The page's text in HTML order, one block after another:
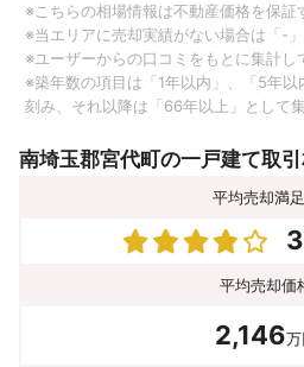
※こちらの相場情報は不動産価格を保証
※当エリアに売却実績がない場合は「-」
※ユーザーからの口コミをもとに集計し
※築年数の項目は「1年以内」、「5年
刻み、それ以降は「66年以上」として
南埼玉郡宮代町の一戸建て取
平均売却満
平均売却価
2,146